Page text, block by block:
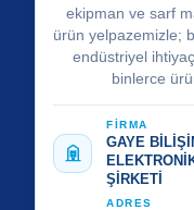
ekipman ve sarf
ürün yelpazemizle;
endüstriyel
binlerce
FİRMA
GAYE
ŞİRKETİ
ADRES